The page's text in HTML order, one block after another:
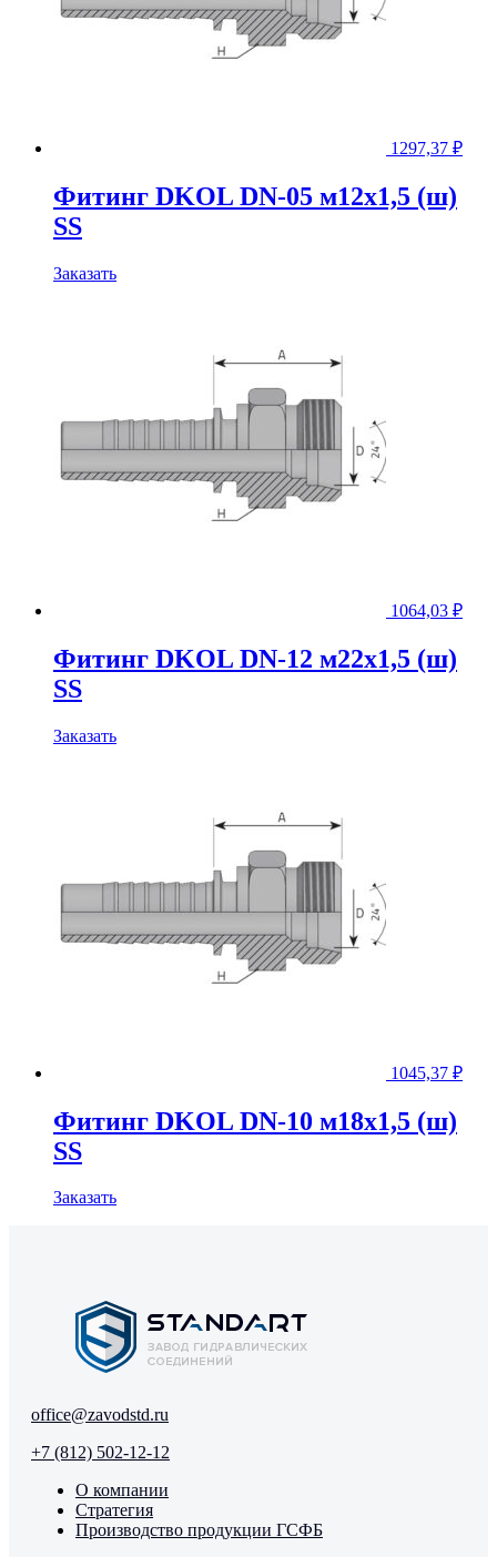
1297,37 ₽
Фитинг DKOL DN-05 м12x1,5 (ш)
SS
Заказать
1064,03 ₽
Фитинг DKOL DN-12 м22x1,5 (ш)
SS
Заказать
1045,37 ₽
Фитинг DKOL DN-10 м18x1,5 (ш)
SS
Заказать
office@zavodstd.ru
+7 (812) 502-12-12
О компании
Стратегия
Производство продукции ГСФБ